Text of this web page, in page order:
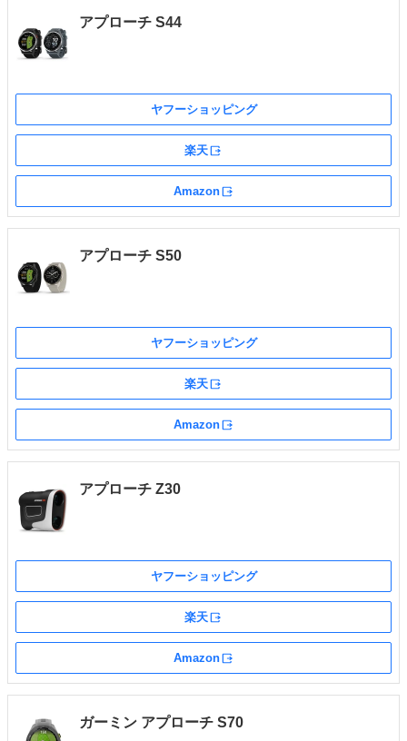
アプローチ S44
ヤフーショッピング
楽天
Amazon
アプローチ S50
ヤフーショッピング
楽天
Amazon
アプローチ Z30
ヤフーショッピング
楽天
Amazon
ガーミン アプローチ S70